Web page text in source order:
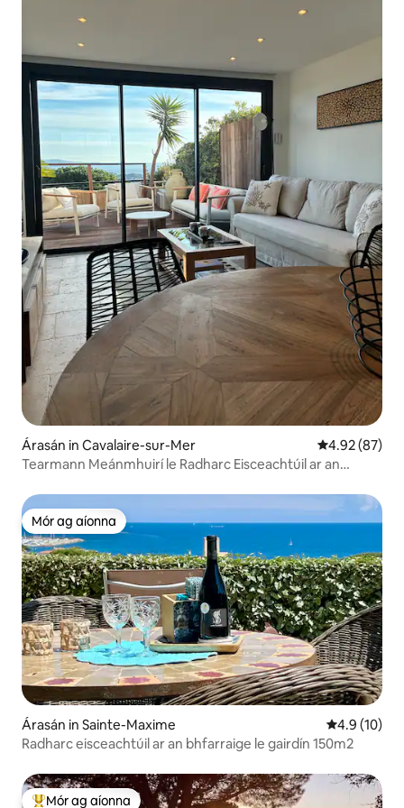
Árasán in Cavalaire-sur-Mer Meánrátáil
4.92 (87)
Tearmann Meánmhuirí le Radharc Eisceachtúil ar an
Mór ag aíonna
Mór ag aíonna
Árasán in Sainte-Maxime Meánrátáil
4.9 (10)
Radharc eisceachtúil ar an bhfarraige le gairdín 150m2
Mór ag aíonna